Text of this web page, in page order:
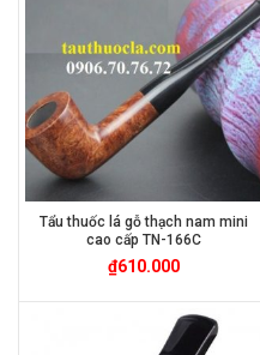
Tẩu thuốc lá gỗ thạch nam mini
cao cấp TN-166C
₫610.000